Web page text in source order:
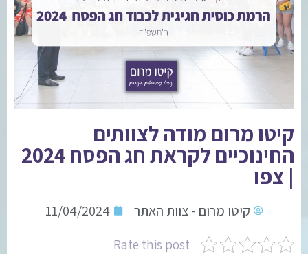
קיטו מרום מודה לצוותים
החינוכיים לקראת חג הפסח 2024
| צפו
קיטו מרום - צוות האתר
11/04/2024
Rate this post